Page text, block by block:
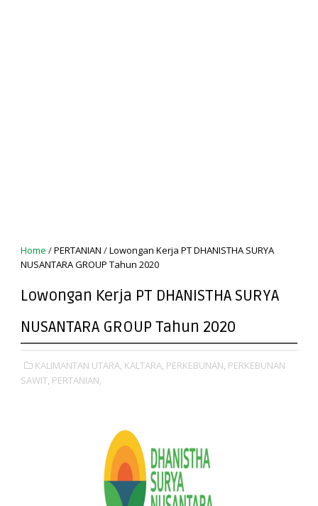
Home /PERTANIAN /Lowongan Kerja PT DHANISTHA SURYA
NUSANTARA GROUP Tahun 2020
Lowongan Kerja PT DHANISTHA SURYA
NUSANTARA GROUP Tahun 2020
KALIMANTAN UTARA, KALTARA, PERKEBUNAN, PERKEBUNAN
SAWIT, PERTANIAN,